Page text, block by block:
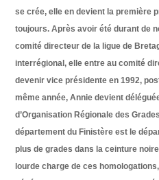
se crée, elle en devient la première
toujours. Après avoir été durant de
comité directeur de la ligue de
interrégional, elle entre au comité
devenir vice présidente en 1992,
même année, Annie devient
d’Organisation Régionale des
département du Finistère est le
plus de grades dans la ceinture
lourde charge de ces